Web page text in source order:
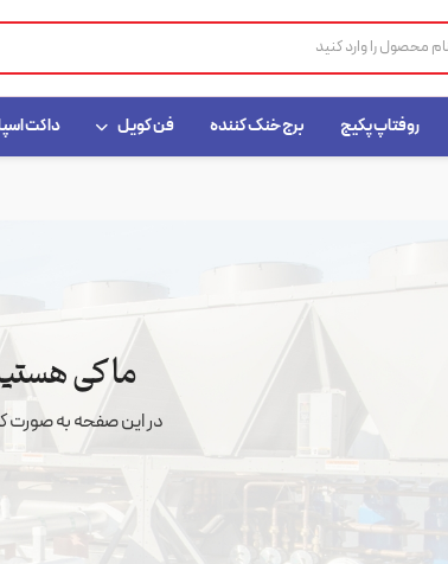
روفتاپ پکیج برج خنک کننده فن کویل داکت
ما کی
در این صفحه به صورت